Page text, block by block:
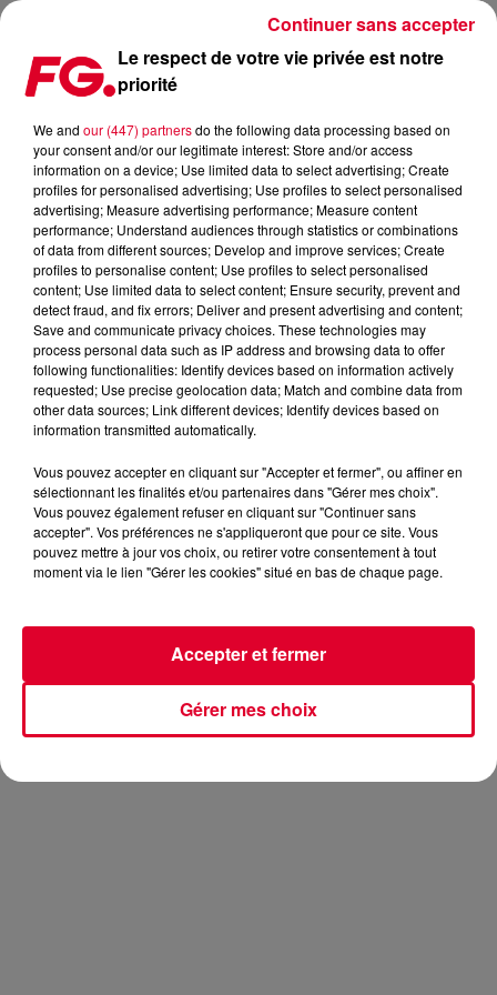
DIRTY SOUTH : NOUVEAU TITRE
Publié : 19 août 2014 à 9h28 par La rédaction
Avant la sortie de son albumWith Youen novembre
morceau intituléUnbreakable. Sur ce dernier, on retrouve
, interprète et co-auteur deLovers on the Sun
David Guetta
Le respect de votre vie privée est notre
priorité
We and our (447) partnersdo the following data processing based on
your consent and/or our legitimate interest: Store and/or access
information on a device; Use limited data to select advertising; Create
profiles for personalised advertising; Use profiles to select personalised
advertising; Measure advertising performance; Measure content
performance; Understand audiences through statistics or combinations
of data from different sources; Develop and improve services; Create
profiles to personalise content; Use profiles to select personalised
content; Use limited data to select content; Ensure security, prevent and
detect fraud, and fix errors; Deliver and present advertising and content;
Save and communicate privacy choices. These technologies may
process personal data such as IP address and browsing data to offer
following functionalities: Identify devices based on information actively
requested; Use precise geolocation data; Match and combine data from
other data sources; Link different devices; Identify devices based on
information transmitted automatically.
Vous pouvez accepter en cliquant sur "Accepter et fermer", ou affiner en
sélectionnant les finalités et/ou partenaires dans "Gérer mes choix".
Vous pouvez également refuser en cliquant sur "Continuer sans
accepter". Vos préférences ne s'appliqueront que pour ce site. Vous
pouvez mettre à jour vos choix, ou retirer votre consentement à tout
moment via le lien "Gérer les cookies" situé en bas de chaque page.
Gérer mes choix
Accepter et fermer
Continuer sans accepter